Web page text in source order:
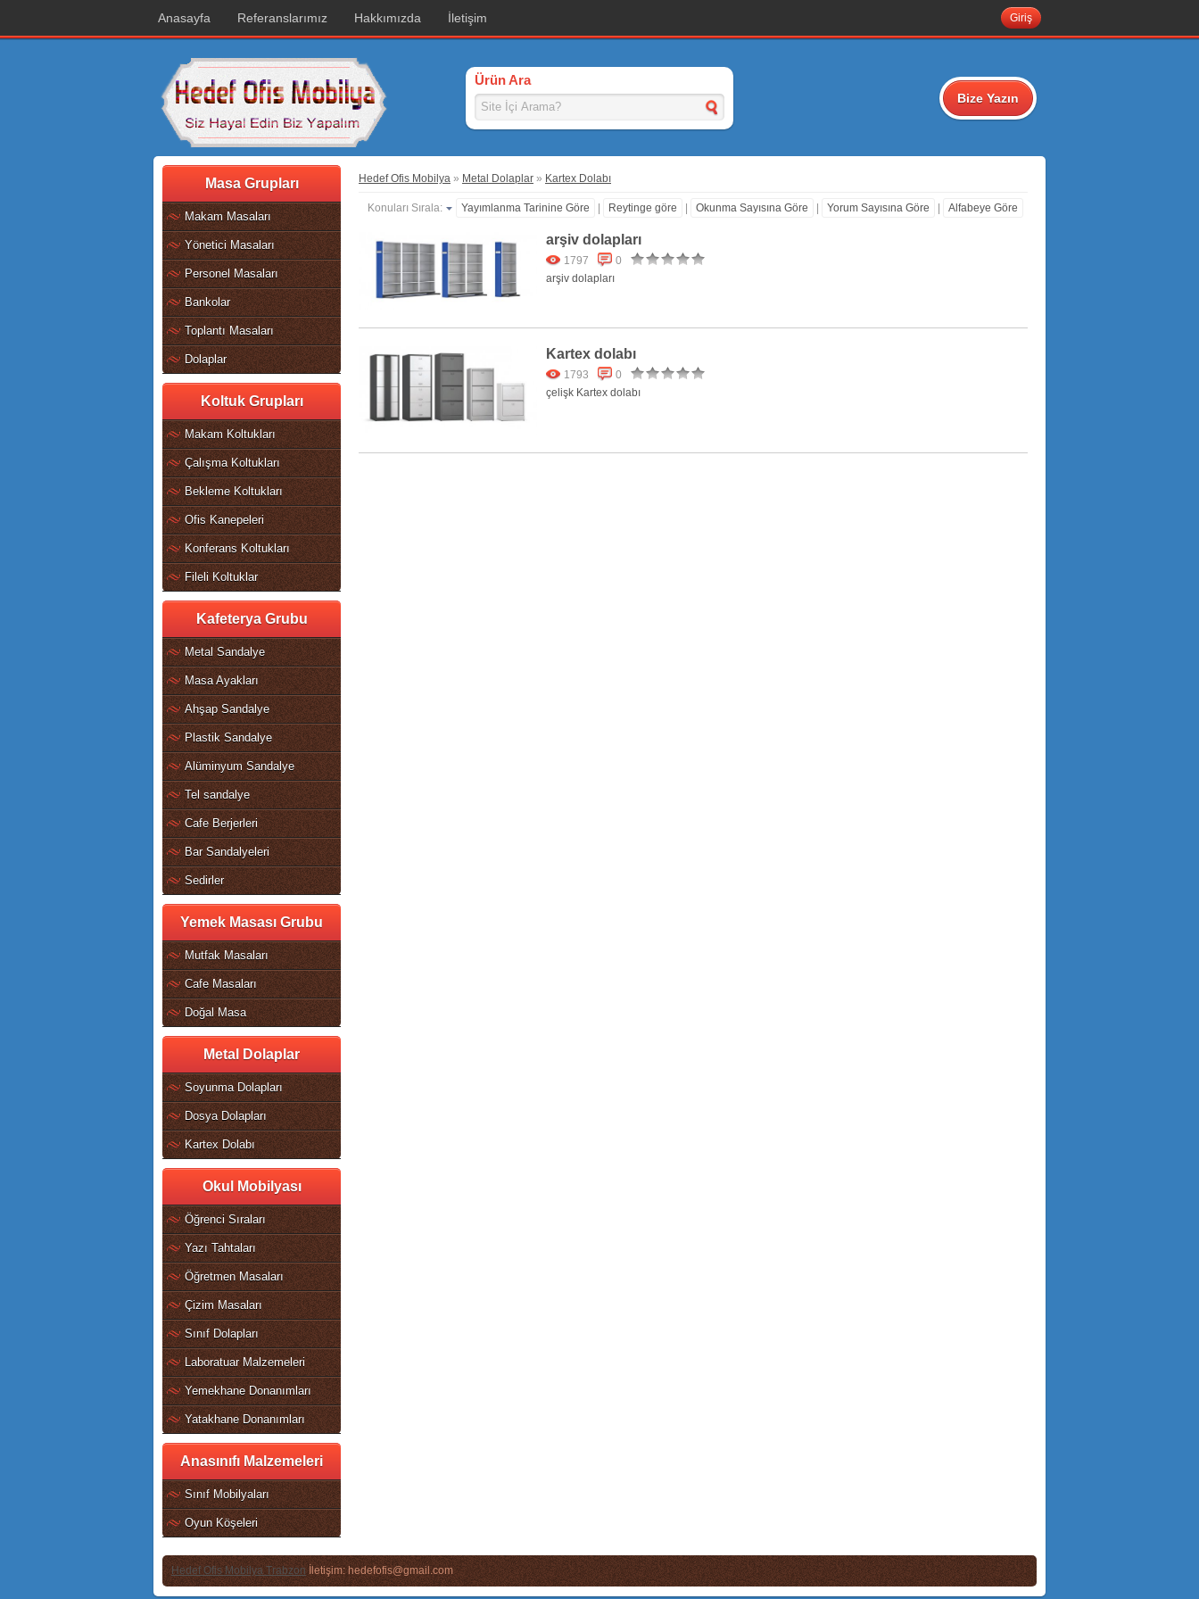
Anasayfa Referanslarımız Hakkımızda İletişim Giriş
Ürün Ara
Bize Yazın
Masa Grupları
Makam Masaları
Yönetici Masaları
Personel Masaları
Bankolar
Toplantı Masaları
Dolaplar
Koltuk Grupları
Makam Koltukları
Çalışma Koltukları
Bekleme Koltukları
Ofis Kanepeleri
Konferans Koltukları
Fileli Koltuklar
Kafeterya Grubu
Metal Sandalye
Masa Ayakları
Ahşap Sandalye
Plastik Sandalye
Alüminyum Sandalye
Tel sandalye
Cafe Berjerleri
Bar Sandalyeleri
Sedirler
Yemek Masası Grubu
Mutfak Masaları
Cafe Masaları
Doğal Masa
Metal Dolaplar
Soyunma Dolapları
Dosya Dolapları
Kartex Dolabı
Okul Mobilyası
Öğrenci Sıraları
Yazı Tahtaları
Öğretmen Masaları
Çizim Masaları
Sınıf Dolapları
Laboratuar Malzemeleri
Yemekhane Donanımları
Yatakhane Donanımları
Anasınıfı Malzemeleri
Sınıf Mobilyaları
Oyun Köşeleri
Hedef Ofis Mobilya » Metal Dolaplar » Kartex Dolabı
Konuları Sırala: Yayımlanma Tarinine Göre Reytinge göre Okunma Sayısına Göre Yorum Sayısına Göre Alfabeye Göre
arşiv dolapları
1797
0
arşiv dolapları
Kartex dolabı
1793
0
çelişk Kartex dolabı
Hedef Ofis Mobilya Trabzonİletişim: hedefofis@gmail.com